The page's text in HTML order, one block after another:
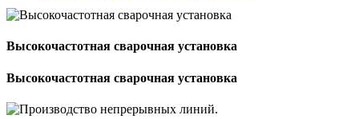
Высокочастотная сварочная установка
Высокочастотная сварочная установка